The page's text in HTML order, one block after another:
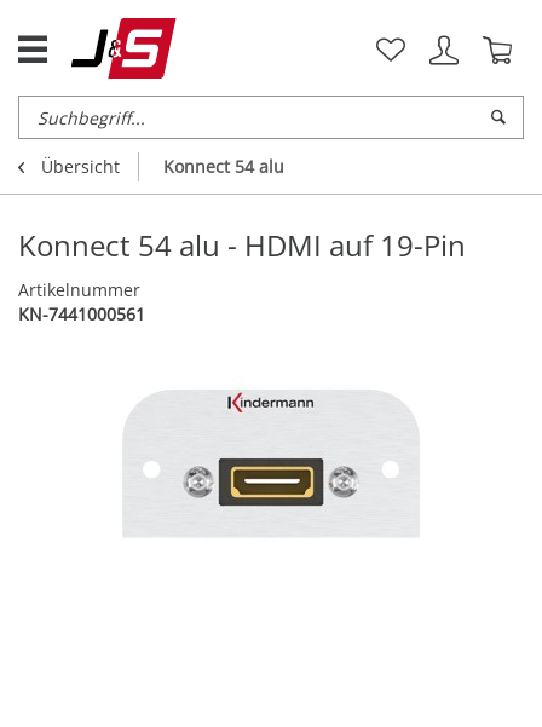
Übersicht Konnect 54 alu
Konnect 54 alu - HDMI auf 19-Pin
Artikelnummer
KN-7441000561